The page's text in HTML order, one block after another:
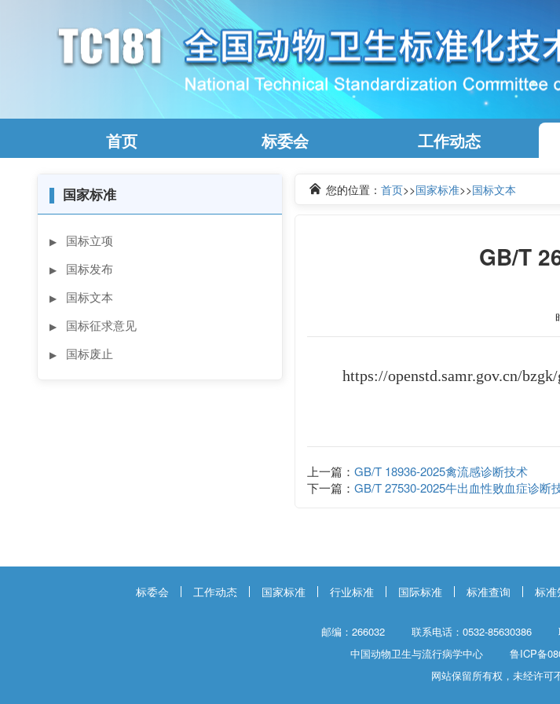
首页 标委会 工作动态
▌ 国家标准
▶ 国标立项
▶ 国标发布
▶ 国标文本
▶ 国标征求意见
▶ 国标废止
您的位置： 首页>>国家标准>>国标文本
GB/T
https://openstd.samr.gov.cn/
上一篇： GB/T 18936-2025禽流感诊断技术
下一篇： GB/T 27530-2025牛出血性败血症诊断
标委会 工作动态 国家标准 行业标准 国际标准 标准查询 标准
邮编：266032 联系电话：0532-85630386
中国动物卫生与流行病学中心
鲁ICP备
网站保留所有权，未经许可